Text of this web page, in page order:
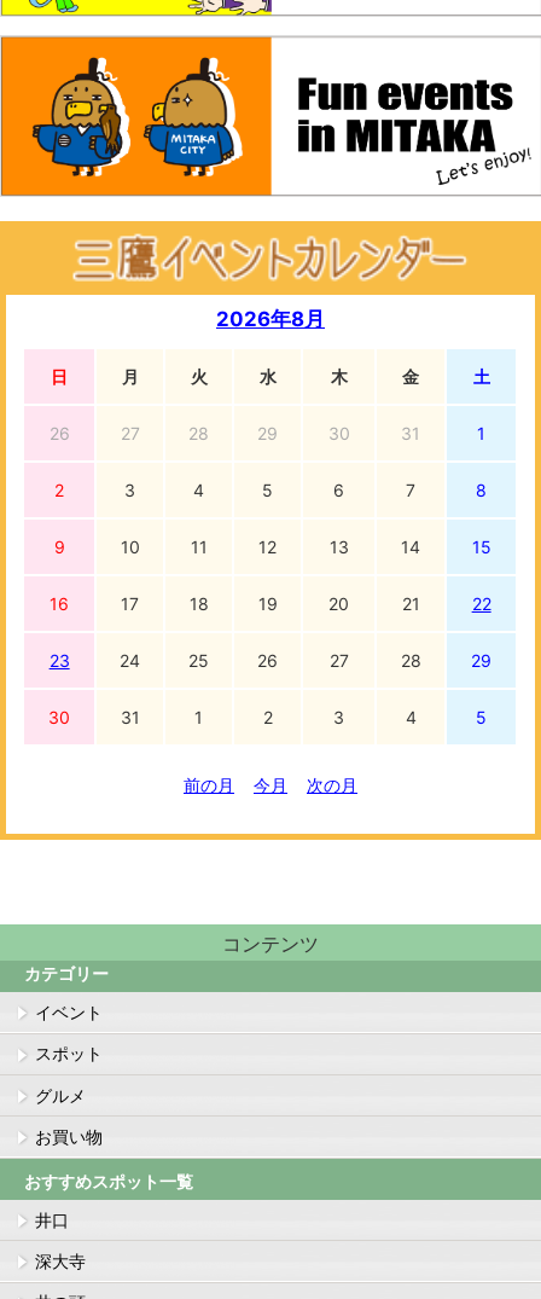
2026年8月
日 月 火 水 木 金 土
26 27 28 29 30 31 1
2 3 4 5 6 7 8
9 10 11 12 13 14 15
16 17 18 19 20 21 22
23 24 25 26 27 28 29
30 31 1 2 3 4 5
前の月 今月 次の月
コンテンツ
カテゴリー
イベント
スポット
グルメ
お買い物
おすすめスポット一覧
井口
深大寺